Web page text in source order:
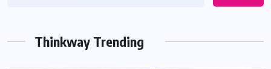
Thinkway Trending